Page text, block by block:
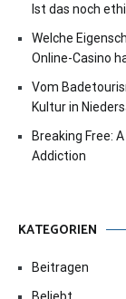
Ist das noch
Welche
Online-Casino
Vom
Kultur in
Breaking Free:
Addiction
KATEGORIEN
Beitragen